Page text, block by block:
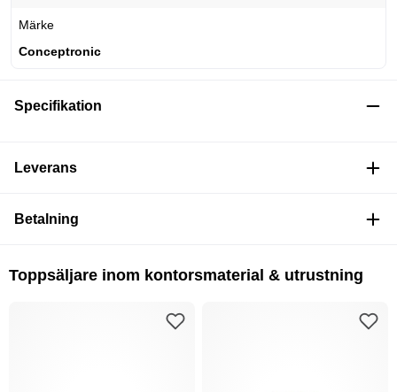
Märke
Conceptronic
Specifikation
Leverans
Betalning
Toppsäljare inom kontorsmaterial & utrustning